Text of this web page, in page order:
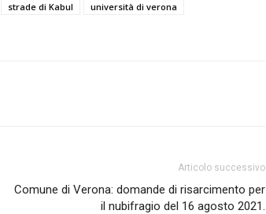
strade di Kabul
università di verona
Articolo successivo
Comune di Verona: domande di risarcimento per
il nubifragio del 16 agosto 2021.